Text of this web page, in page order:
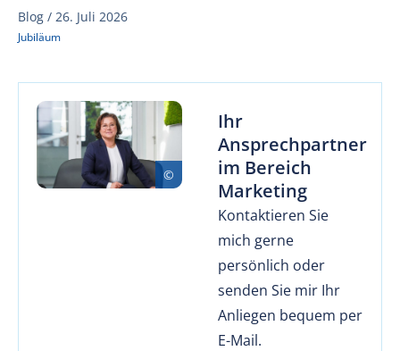
Blog / 26. Juli 2026
Jubiläum
Ihr
Ansprechpartner
im Bereich
Marketing
Kontaktieren Sie
mich gerne
persönlich oder
senden Sie mir Ihr
Anliegen bequem per
E-Mail.